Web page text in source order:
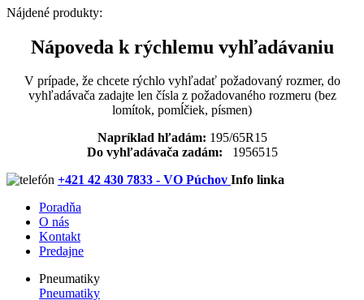
Nájdené produkty:
Nápoveda k rýchlemu vyhľadávaniu
V prípade, že chcete rýchlo vyhľadať požadovaný rozmer, do
vyhľadávača zadajte len čísla z požadovaného rozmeru (bez
lomítok, pomĺčiek, písmen)
Napríklad hľadám: 195/65R15
Do vyhľadávača zadám: 1956515
+421 42 430 7833 - VO Púchov Info linka
Poradňa
O nás
Kontakt
Predajne
Pneumatiky
Pneumatiky